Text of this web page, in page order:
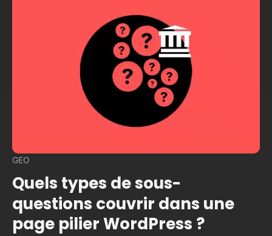
GEO
Quels types de sous-
questions couvrir dans une
page pilier WordPress ?